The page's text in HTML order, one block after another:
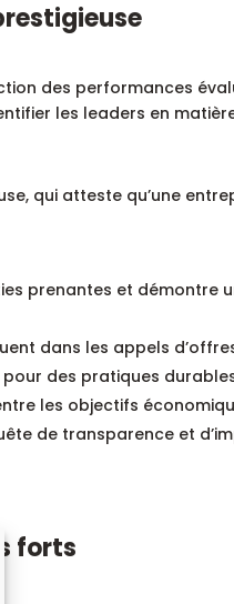
des performances
les leaders en matière
qui atteste qu’une
prenantes et démontre
dans les appels
des pratiques
les objectifs
de transparence et
forts